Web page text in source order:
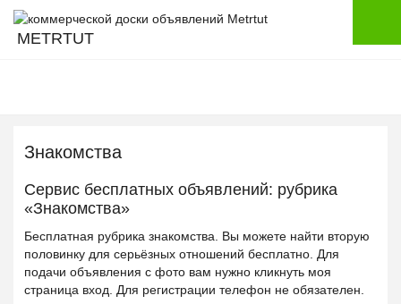
METRTUT
Знакомства
Сервис бесплатных объявлений: рубрика
«Знакомства»
Бесплатная рубрика знакомства. Вы можете найти вторую
половинку для серьёзных отношений бесплатно. Для
подачи объявления с фото вам нужно кликнуть моя
страница вход. Для регистрации телефон не обязателен.